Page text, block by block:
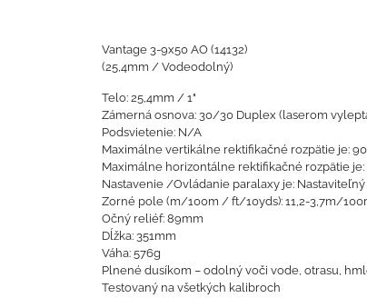
Vantage 3-9x50 AO (14132)
(25,4mm / Vodeodolný)
Telo: 25,4mm / 1"
Zámerná osnova: 30/30 Duplex (laserom
Podsvietenie: N/A
Maximálne vertikálne rektifikačné rozpätie je:
Maximálne horizontálne rektifikačné rozpätie je:
Nastavenie /Ovládanie paralaxy je:
Zorné pole (m/100m / ft/10yds): 11,2-3,7m/
Očný reliéf: 89mm
Dĺžka: 351mm
Váha: 576g
Plnené dusíkom – odolný voči vode, otrasu,
Testovaný na všetkých kalibroch